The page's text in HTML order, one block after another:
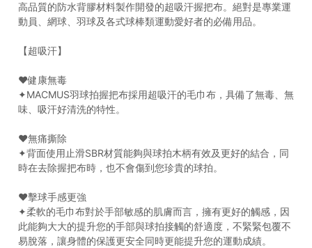
高品質的防水背膠材料製作開發的超吸汗握把布。絕對是專業運
動員、網球、羽球及各式球棒類運動愛好者的必備用品。
【超吸汗】
❤️健康無毒
✦MACMUS羽球拍握把布採用超吸汗的毛巾布，具備了無毒、無
味、吸汗好清洗的特性。
❤️無痛撕除
✦背面使用止滑SBR材質能夠與球拍木柄有效及更好的結合，同
時在去除握把布時，也不會傷到您珍貴的球拍。
❤️擊球手感更強
✦柔軟的毛巾布對於手部敏感的肌膚而言，擁有更好的觸感，因
此能夠大大的提升您的手部與球拍接觸的舒適度，不緊緊包覆不
易脫落，讓身體的保護更安全同時更能提升您的運動成績。